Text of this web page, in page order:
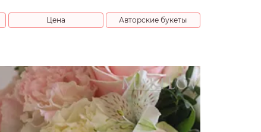
Цена
Авторские букеты